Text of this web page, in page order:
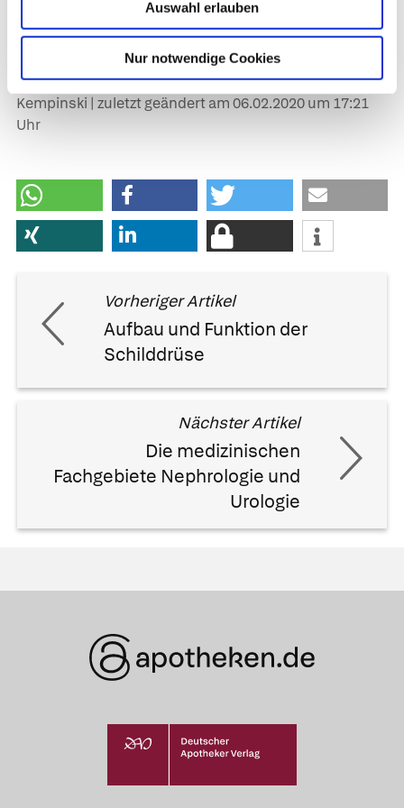
Auswahl erlauben
Nur notwendige Cookies
Kristine Raether-Buscham, Dr. med. Arne Schäffler in:
Gesundheit heute, herausgegeben von Dr. med. Arne
Schäffler. Trias, Stuttgart, 3. Auflage (2014).
Überarbeitung und Aktualisierung: Dr. med. Sonja
Kempinski | zuletzt geändert am06.02.2020um 17:21
Uhr
Vorheriger Artikel
Aufbau und Funktion der
Schilddrüse
Nächster Artikel
Die medizinischen
Fachgebiete Nephrologie und
Urologie